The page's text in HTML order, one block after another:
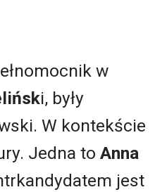
w
i, były
W kontekście
Jedna to Anna
jest